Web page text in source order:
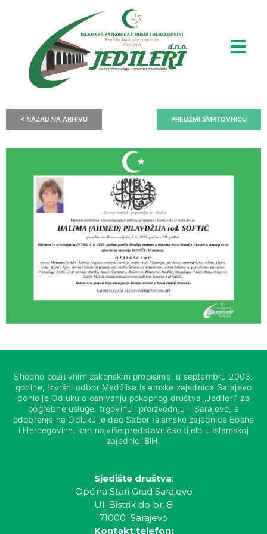
< NAZAD NA ARHIVU PREUZMI SMRTOVNICU
Shodno pozitivnim zakonskim propisima, u septembru 2003.
godine, Izvršni odbor Medžlisa Islamske zajednice Sarajevo
donio je Odluku o osnivanju pokopnog društva „Jedileri“ za
pogrebne usluge, trgovinu i proizvodnju – Sarajevo, a
odobrenje na Odluku je dao Sabor Islamske zajednice Bosne
i Hercegovine, kao najviše predstavničko tijelo u Islamskoj
zajednici BiH.
Sjedište društva:
Općina Stari Grad Sarajevo
Ul. Bistrik do br. 8
71000 Sarajevo
Kontakt telefon: